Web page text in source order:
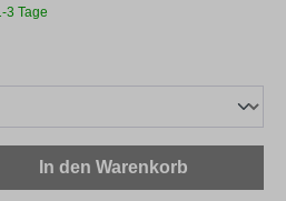
3 Tage
den gewünschten
In den Warenkorb